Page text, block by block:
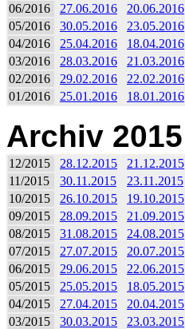
06/2016
27.06.2016 20.06.2016
05/2016
30.05.2016 23.05.2016
04/2016
25.04.2016 18.04.2016
03/2016
28.03.2016 21.03.2016
02/2016
29.02.2016 22.02.2016
01/2016
25.01.2016 18.01.2016
Archiv 2015
12/2015 28.12.2015 21.12.2015
11/2015
30.11.2015 23.11.2015
10/2015
26.10.2015 19.10.2015
09/2015
28.09.2015 21.09.2015
08/2015
31.08.2015 24.08.2015
07/2015
27.07.2015 20.07.2015
06/2015
29.06.2015 22.06.2015
05/2015
25.05.2015 18.05.2015
04/2015
27.04.2015 20.04.2015
03/2015
30.03.2015 23.03.2015